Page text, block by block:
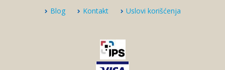
Blog Kontakt Uslovi korišćenja